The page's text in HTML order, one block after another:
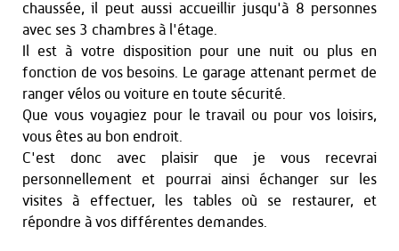
chaussée, il peut aussi accueillir jusqu'à 8 personnes
avec ses 3 chambres à l'étage.
Il est à votre disposition pour une nuit ou plus en
fonction de vos besoins. Le garage attenant permet de
ranger vélos ou voiture en toute sécurité.
Que vous voyagiez pour le travail ou pour vos loisirs,
vous êtes au bon endroit.
C'est donc avec plaisir que je vous recevrai
personnellement et pourrai ainsi échanger sur les
visites à effectuer, les tables où se restaurer, et
répondre à vos différentes demandes.